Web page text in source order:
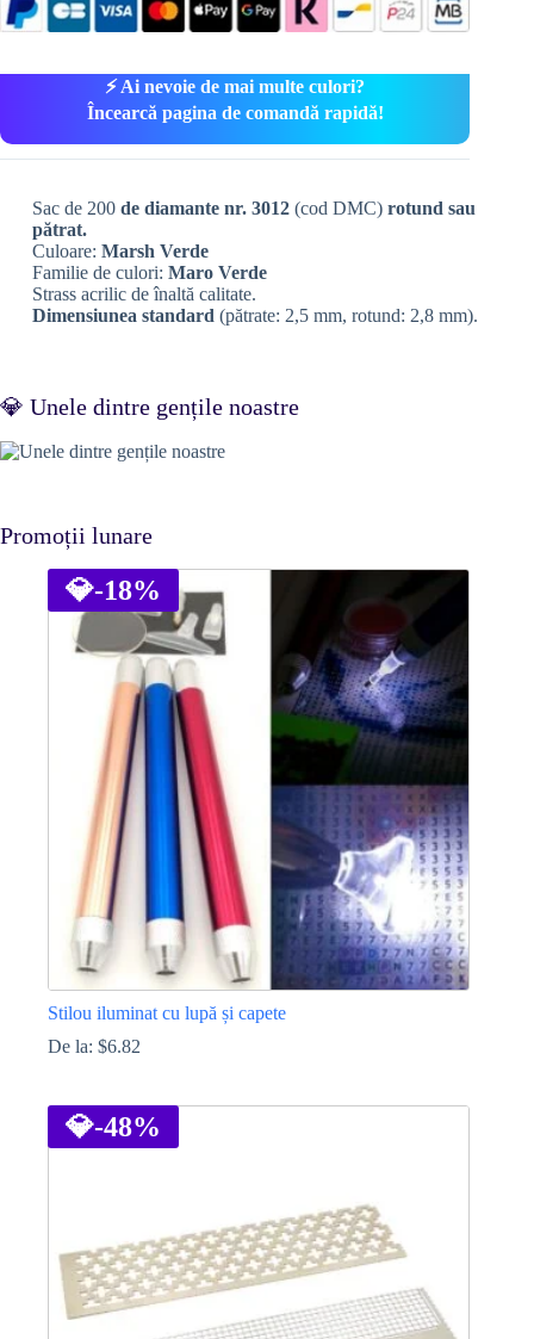
⚡ Ai nevoie de mai multe culori?
Încearcă pagina de comandă rapidă!
Sac de 200 de diamante nr. 3012(cod DMC) rotund sau
pătrat.
Culoare: Marsh Verde
Familie de culori: Maro Verde
Strass acrilic de înaltă calitate.
Dimensiunea standard (pătrate: 2,5 mm, rotund: 2,8 mm).
💎 Unele dintre gențile noastre
Promoții lunare
💎-18%
Stilou iluminat cu lupă și capete
De la: $6.82
produs
are
mai
alese
pagina
💎-48%